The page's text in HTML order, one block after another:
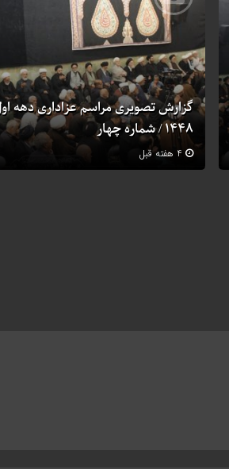
گزارش تصویری مراسم عزاداری دهه
1448 / شماره چهار
4 هفته قبل